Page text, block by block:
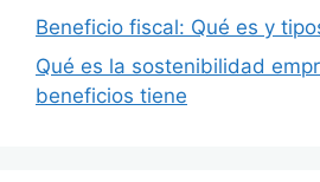
Beneficio fiscal: Qué es y
Qué es la sostenibilidad
beneficios tiene